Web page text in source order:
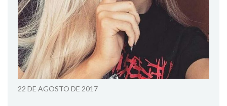
22 DE AGOSTO DE 2017